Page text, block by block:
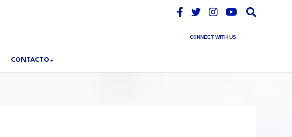
CONNECT WITH US
CONTACTO